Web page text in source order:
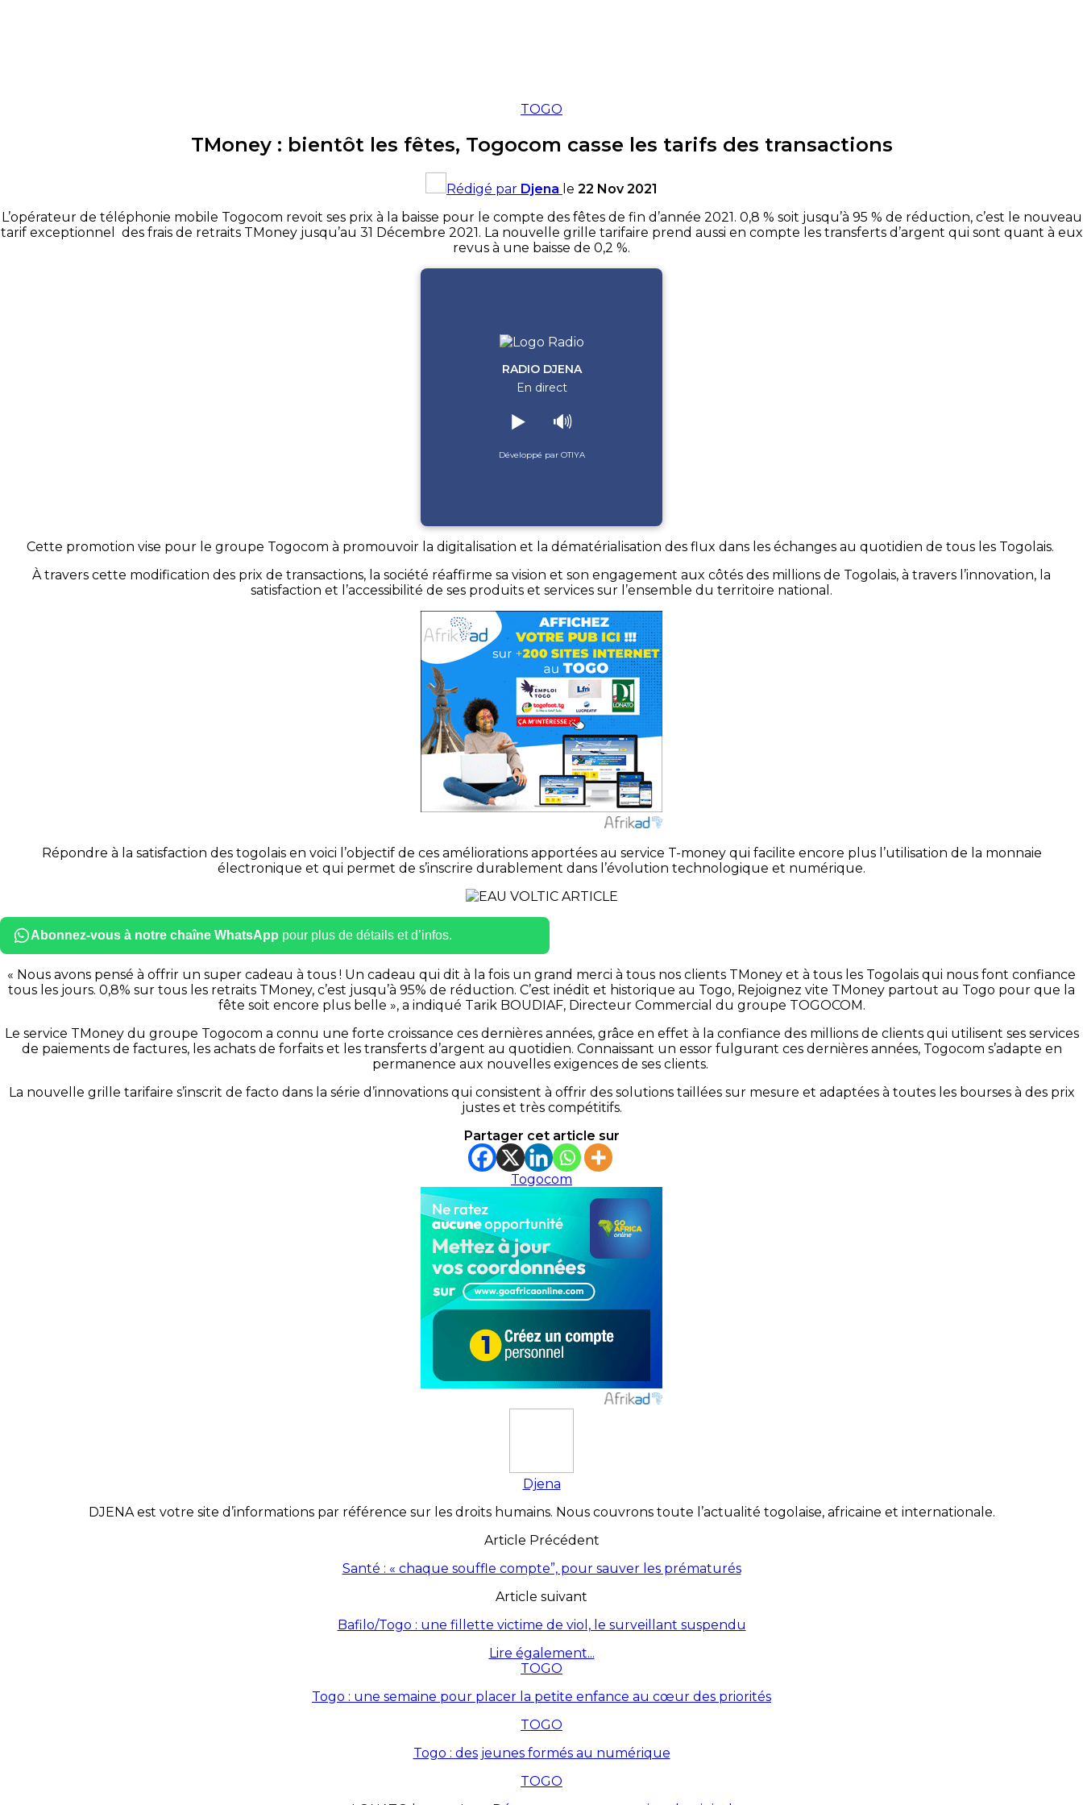
TOGO
TMoney : bientôt les fêtes, Togocom casse les tarifs des transactions
Rédigé par Djena le 22 Nov 2021
L’opérateur de téléphonie mobile Togocom revoit ses prix à la baisse pour le compte des fêtes de fin d’année 2021. 0,8 % soit jusqu’à 95 % de réduction, c’est le nouveau
tarif exceptionnel des frais de retraits TMoney jusqu’au 31 Décembre 2021. La nouvelle grille tarifaire prend aussi en compte les transferts d’argent qui sont quant à eux
revus à une baisse de 0,2 %.
RADIO DJENA
En direct
▶️ 🔊
Développé par OTIYA
Cette promotion vise pour le groupe Togocom à promouvoir la digitalisation et la dématérialisation des flux dans les échanges au quotidien de tous les Togolais.
À travers cette modification des prix de transactions, la société réaffirme sa vision et son engagement aux côtés des millions de Togolais, à travers l’innovation, la
satisfaction et l’accessibilité de ses produits et services sur l’ensemble du territoire national.
Répondre à la satisfaction des togolais en voici l’objectif de ces améliorations apportées au service T-money qui facilite encore plus l’utilisation de la monnaie
électronique et qui permet de s’inscrire durablement dans l’évolution technologique et numérique.
Abonnez-vous à notre chaîne WhatsApp pour plus de détails et d’infos.
« Nous avons pensé à offrir un super cadeau à tous ! Un cadeau qui dit à la fois un grand merci à tous nos clients TMoney et à tous les Togolais qui nous font confiance
tous les jours. 0,8% sur tous les retraits TMoney, c’est jusqu’à 95% de réduction. C’est inédit et historique au Togo, Rejoignez vite TMoney partout au Togo pour que la
fête soit encore plus belle », a indiqué Tarik BOUDIAF, Directeur Commercial du groupe TOGOCOM.
Le service TMoney du groupe Togocom a connu une forte croissance ces dernières années, grâce en effet à la confiance des millions de clients qui utilisent ses services
de paiements de factures, les achats de forfaits et les transferts d’argent au quotidien. Connaissant un essor fulgurant ces dernières années, Togocom s’adapte en
permanence aux nouvelles exigences de ses clients.
La nouvelle grille tarifaire s’inscrit de facto dans la série d’innovations qui consistent à offrir des solutions taillées sur mesure et adaptées à toutes les bourses à des prix
justes et très compétitifs.
Partager cet article sur
Togocom
Djena
DJENA est votre site d’informations par référence sur les droits humains. Nous couvrons toute l’actualité togolaise, africaine et internationale.
Article Précédent
Santé : « chaque souffle compte”, pour sauver les prématurés
Article suivant
Bafilo/Togo : une fillette victime de viol, le surveillant suspendu
Lire également...
TOGO
Togo : une semaine pour placer la petite enfance au cœur des priorités
TOGO
Togo : des jeunes formés au numérique
TOGO